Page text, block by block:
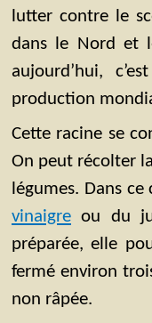
lutter contre le
dans le Nord et
aujourd’hui,
production
Cette racine se
On peut récolter
légumes. Dans
vinaigre ou du
préparée, elle
fermé environ
non râpée.